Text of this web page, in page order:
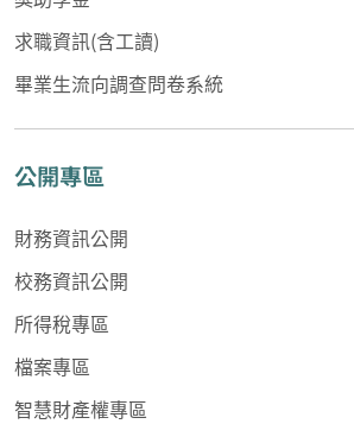
求職資訊(含工讀)
畢業生流向調查問卷系統
公開專區
財務資訊公開
校務資訊公開
所得稅專區
檔案專區
智慧財產權專區